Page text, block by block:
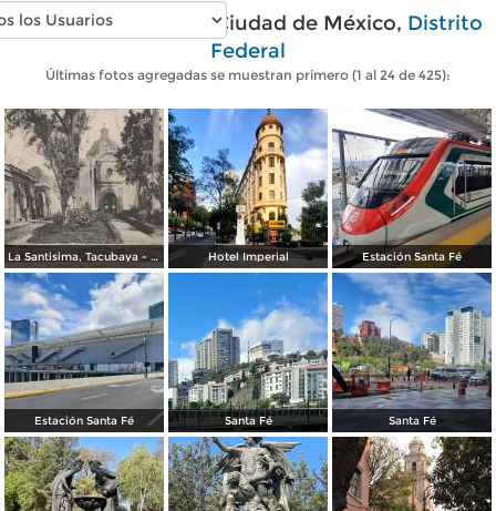
Fotos modernas de Ciudad de México, Distrito
Federal
Últimas fotos agregadas se muestran primero (1 al 24 de 425):
La Santisima, Tacubaya - México Hotel Imperial Estación Santa Fé
Estación Santa Fé Santa Fé Santa Fé